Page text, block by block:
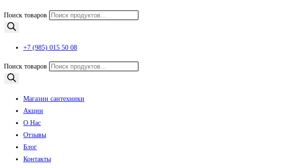
Поиск товаров
+7 (985) 015 50 08
Поиск товаров
Магазин сантехники
Акции
О Нас
Отзывы
Блог
Контакты